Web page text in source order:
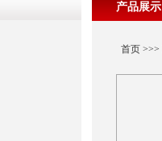
产品展示
首页>>>